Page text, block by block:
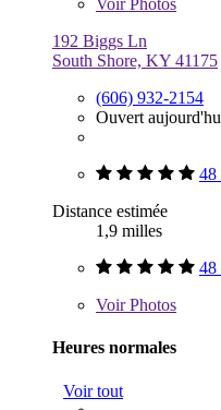
VoirPhotos
192 Biggs Ln
South Shore, KY 41175
(606) 932-2154
Ouvert
48
Distance estimée
1,9 milles
48
VoirPhotos
Heures normales
Voir tout